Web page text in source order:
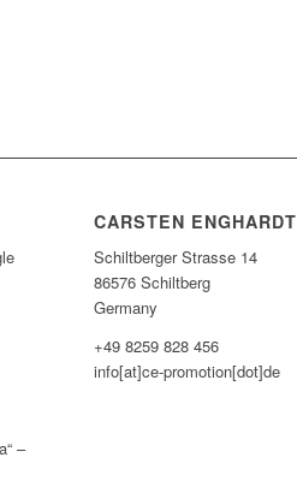
–
CARSTEN ENGHARDT
Schiltberger Strasse 14
86576 Schiltberg
Germany
+49 8259 828 456
info[at]ce-promotion[dot]de